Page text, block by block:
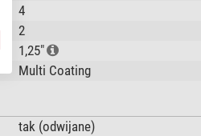
4
2
1,25"
Multi Coating
tak (odwijane)